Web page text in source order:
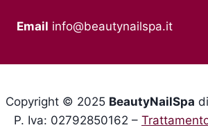
Email info@beautynailspa.it
Copyright © 2025 BeautyNailSpa
P. Iva: 02792850162 –